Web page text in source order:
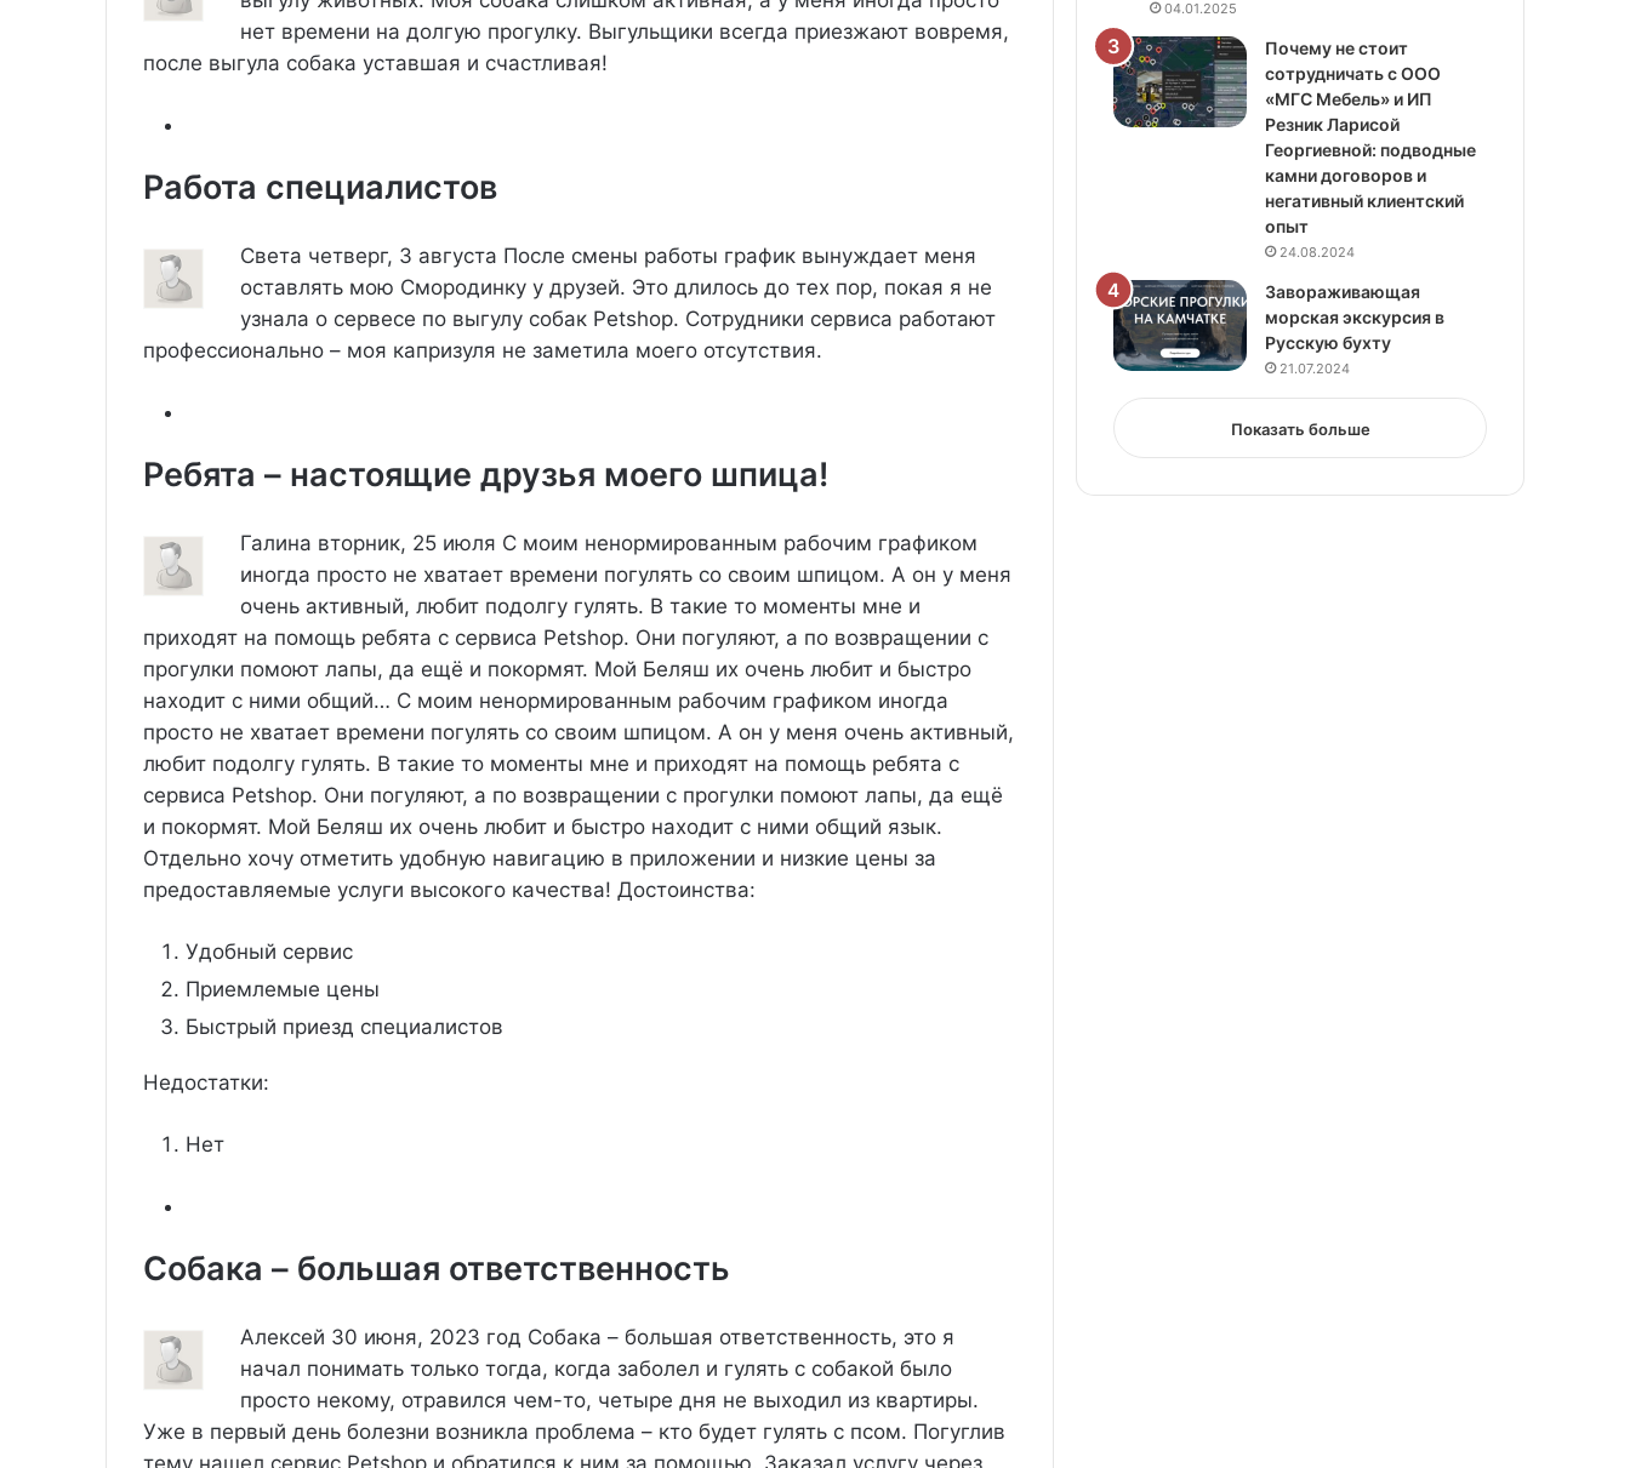
нет времени на долгую прогулку. Выгульщики всегда приезжают вовремя,
после выгула собака уставшая и счастливая!
Работа специалистов
Света четверг, 3 августа После смены работы график вынуждает меня
оставлять мою Смородинку у друзей. Это длилось до тех пор, покая я не
узнала о сервесе по выгулу собак Petshop. Сотрудники сервиса работают
профессионально – моя капризуля не заметила моего отсутствия.
Ребята – настоящие друзья моего шпица!
Галина вторник, 25 июля С моим ненормированным рабочим графиком
иногда просто не хватает времени погулять со своим шпицом. А он у меня
очень активный, любит подолгу гулять. В такие то моменты мне и
приходят на помощь ребята с сервиса Petshop. Они погуляют, а по возвращении с
прогулки помоют лапы, да ещё и покормят. Мой Беляш их очень любит и быстро
находит с ними общий… С моим ненормированным рабочим графиком иногда
просто не хватает времени погулять со своим шпицом. А он у меня очень активный,
любит подолгу гулять. В такие то моменты мне и приходят на помощь ребята с
сервиса Petshop. Они погуляют, а по возвращении с прогулки помоют лапы, да ещё
и покормят. Мой Беляш их очень любит и быстро находит с ними общий язык.
Отдельно хочу отметить удобную навигацию в приложении и низкие цены за
предоставляемые услуги высокого качества! Достоинства:
Удобный сервис
Приемлемые цены
Быстрый приезд специалистов
Недостатки:
Нет
Собака – большая ответственность
Алексей 30 июня, 2023 год Собака – большая ответственность, это я
начал понимать только тогда, когда заболел и гулять с собакой было
просто некому, отравился чем-то, четыре дня не выходил из квартиры.
Уже в первый день болезни возникла проблема – кто будет гулять с псом. Погуглив
04.01.2025
Почему не стоит
сотрудничать с ООО
«МГС Мебель» и ИП
Резник Ларисой
Георгиевной: подводные
камни договоров и
негативный клиентский
опыт
24.08.2024
Завораживающая
морская экскурсия в
Русскую бухту
21.07.2024
Показать больше